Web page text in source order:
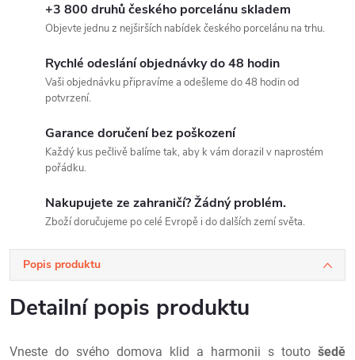
+3 800 druhů českého porcelánu skladem
Objevte jednu z nejširších nabídek českého porcelánu na trhu.
Rychlé odeslání objednávky do 48 hodin
Vaši objednávku připravíme a odešleme do 48 hodin od
potvrzení.
Garance doručení bez poškození
Každý kus pečlivě balíme tak, aby k vám dorazil v naprostém
pořádku.
Nakupujete ze zahraničí? Žádný problém.
Zboží doručujeme po celé Evropě i do dalších zemí světa.
Popis produktu
Detailní popis produktu
Vneste do svého domova klid a harmonii s touto šedě